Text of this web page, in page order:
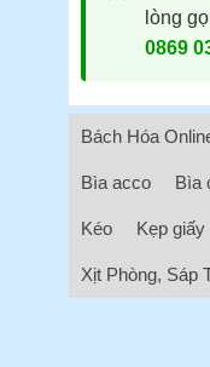
lòng
0869
Bách Hóa
Bìa acco Bìa
Kéo Kẹp giấy
Xịt Phòng, Sáp